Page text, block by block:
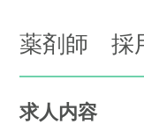
薬剤師 採
求人内容